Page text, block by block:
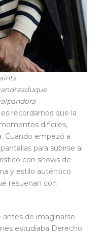
recordarnos que la
difíciles,
Cuando empezó a
para subirse al
con shows de
y estilo auténtico
resuenan con
antes de imaginarse
estudiaba Derecho.